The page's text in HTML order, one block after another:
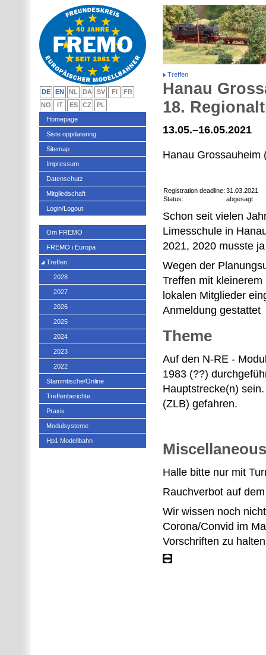
Treffen
Hanau
18.
13.05.–16.05.2021
Hanau Grossauheim
Registration deadline: 31.03.2021
Status:
abgesagt
Schon seit vielen
Limesschule in
2021, 2020 musste
Wegen der
Treffen mit
lokalen Mitglieder
Anmeldung gestattet
Theme
Auf den N-RE -
1983 (??)
Hauptstrecke(n)
(ZLB) gefahren.
Miscellaneous
Halle bitte nur mit
Rauchverbot auf
Wir wissen noch
Corona/Convid im
Vorschriften zu
DE EN NL DA SV FI
FR
NO
IT ES CZ
PL
Homepage
Siste oppdatering
Sitemap
Impressum
Datenschutz
Mitgliedschaft
Login/Logout
Om FREMO
FREMO i Europa
Treffen
2028
2027
2026
2025
2024
2023
2022
Stammtische/Online
Treffenberichte
Praxis
Modulsysteme
Hp1 Modellbahn